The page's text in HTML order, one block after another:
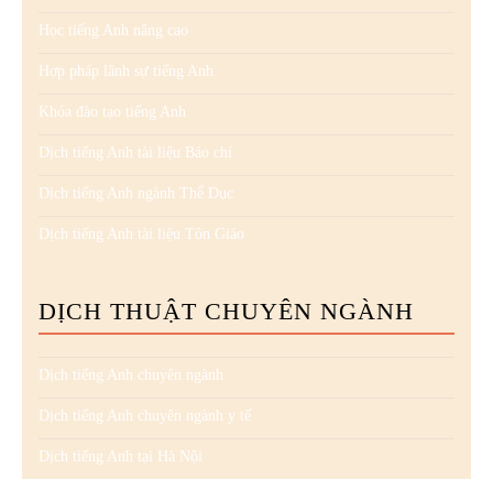
Học tiếng Anh nâng cao
Hợp pháp lãnh sự tiếng Anh
Khóa đào tạo tiếng Anh
Dịch tiếng Anh tài liệu Báo chí
Dịch tiếng Anh ngành Thể Dục
Dịch tiếng Anh tài liệu Tôn Giáo
DỊCH THUẬT CHUYÊN NGÀNH
Dịch tiếng Anh chuyên ngành
Dịch tiếng Anh chuyên ngành y tế
Dịch tiếng Anh tại Hà Nội